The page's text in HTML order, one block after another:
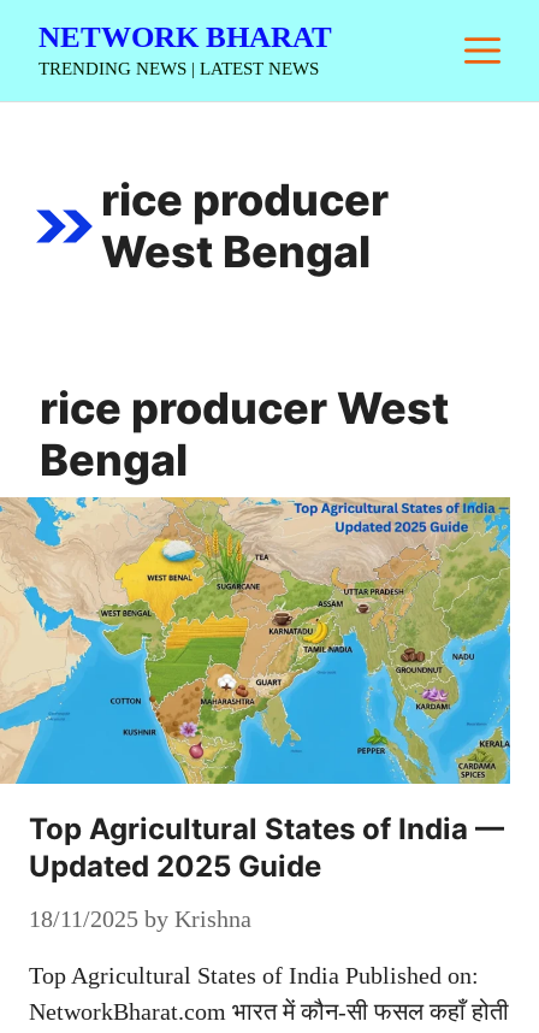
NETWORK BHARAT
TRENDING NEWS | LATEST NEWS
rice producer
West Bengal
rice producer West
Bengal
Top Agricultural States of India —
Updated 2025 Guide
18/11/2025 by Krishna
Top Agricultural States of India Published on:
NetworkBharat.com भारत में कौन-सी फसल कहाँ होती